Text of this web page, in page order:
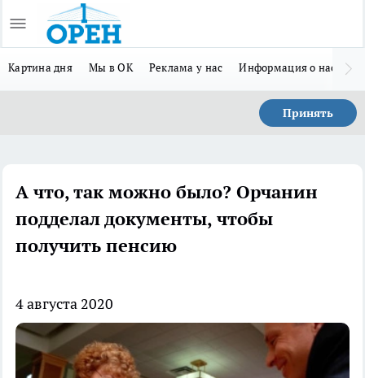
Картина дня Мы в ОК Реклама у нас Информация о нас
Принять
А что, так можно было? Орчанин
подделал документы, чтобы
получить пенсию
4 августа 2020